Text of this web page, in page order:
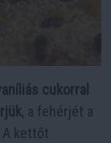
cukorral
, a fehérjét a
A kettőt